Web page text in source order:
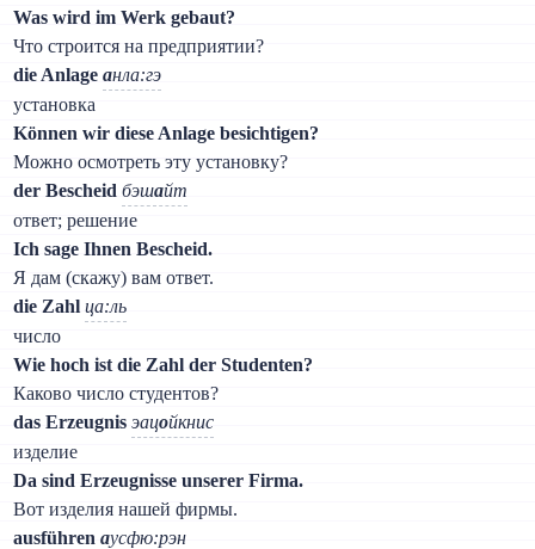
Was wird im Werk gebaut?
Что строится на предприятии?
die Anlage анла:гэ
установка
Können wir diese Anlage besichtigen?
Можно осмотреть эту установку?
der Bescheid бэшайт
ответ; решение
Ich sage Ihnen Bescheid.
Я дам (скажу) вам ответ.
die Zahl ца:ль
число
Wie hoch ist die Zahl der Studenten?
Каково число студентов?
das Erzeugnis эацойкнис
изделие
Da sind Erzeugnisse unserer Firma.
Вот изделия нашей фирмы.
ausführen аусфю:рэн